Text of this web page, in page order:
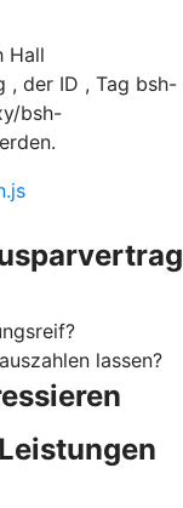
Hall
, der ID , Tag bsh-
bsh-
lassen?